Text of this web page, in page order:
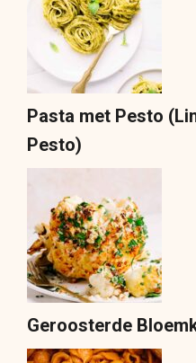
Pasta met Pesto
Pesto)
Geroosterde